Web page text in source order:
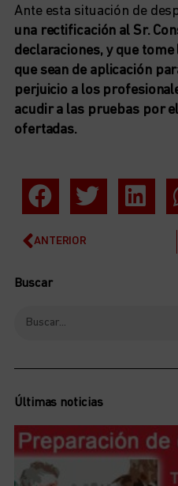
Ante esta situación de
una rectificación al Sr.
declaraciones, y que
que sean de aplicación
perjuicio a los
acudir a las pruebas por
ofertadas.
ANTERIOR
Buscar
Últimas noticias